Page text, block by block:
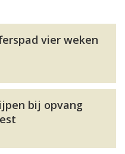
vier weken
bij opvang